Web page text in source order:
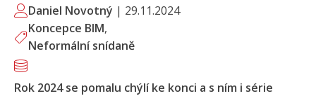
Daniel Novotný | 29.11.2024
Koncepce BIM,
Neformální snídaně
Rok 2024 se pomalu chýlí ke konci a s ním i série